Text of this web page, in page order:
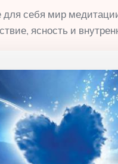
для себя мир
ясность и